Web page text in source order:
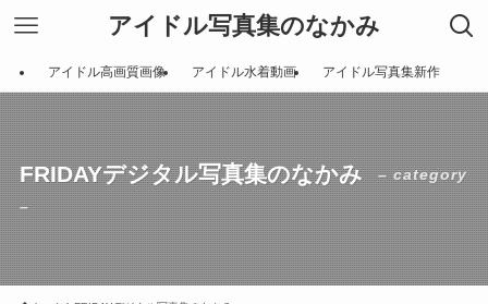
アイドル写真集のなかみ
アイドル高画質画像 アイドル水着動画 アイドル写真集新作
FRIDAYデジタル写真集のなかみ
– category
–